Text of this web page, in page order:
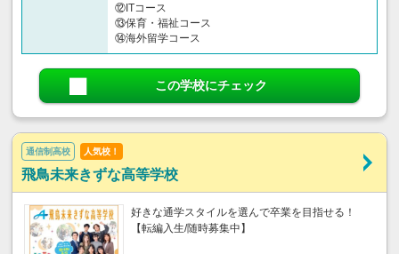
⑫ITコース
⑬保育・福祉コース
⑭海外留学コース
この学校にチェック
通信制高校 人気校！
飛鳥未来きずな高等学校
好きな通学スタイルを選んで卒業を目指せる！
【転編入生/随時募集中】